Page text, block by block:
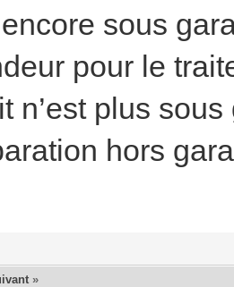
sous
pour le
n’est plus
hors
»